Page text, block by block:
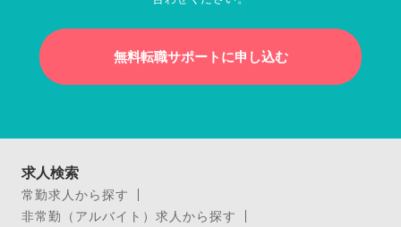
無料転職サポートに申し込む
求人検索
常勤求人から探す
非常勤（アルバイト）求人から探す